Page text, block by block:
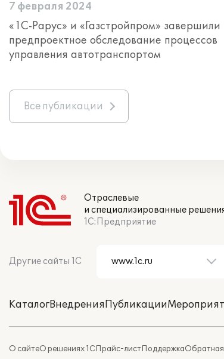
7 февраля 2024
«1С-Рарус» и «Газстройпром» завершили
предпроектное обследование процессов
управления автотранспортом
Все публикации
Отраслевые
и специализированные
1С:Предприятие
Другие сайты 1С
КаталогВнедренияПубликации
О сайтеО решениях 1СПрайс-листПоддержкаОбратная